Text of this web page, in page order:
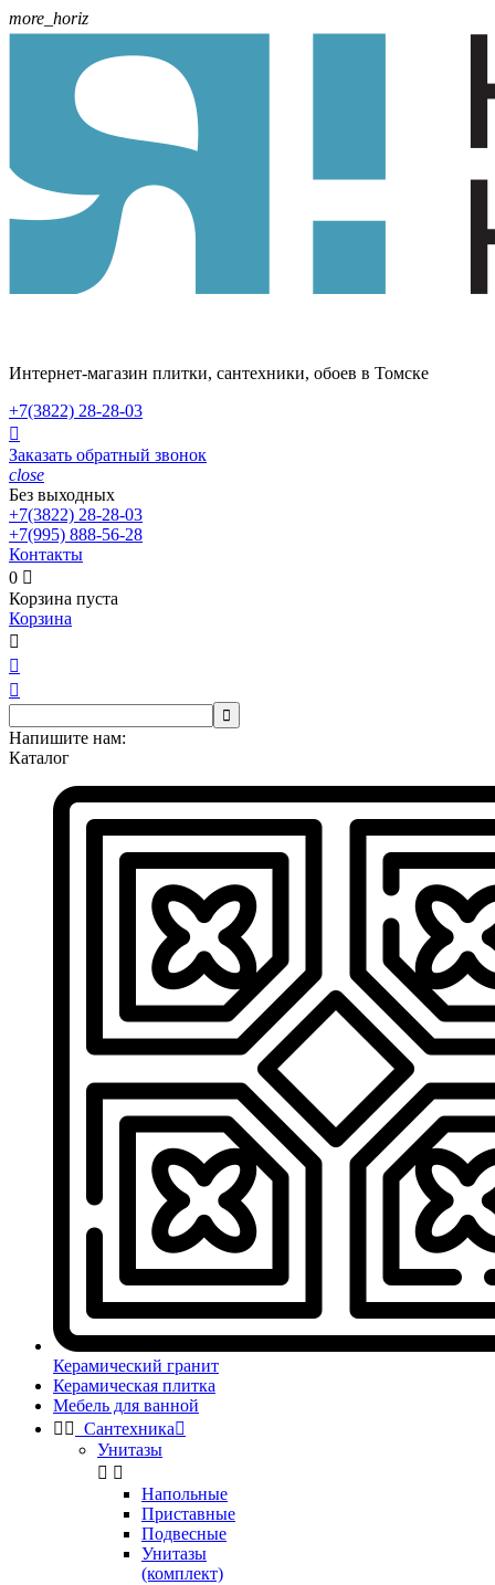
more_horiz
Интернет-магазин плитки, сантехники, обоев в Томске
+7(3822) 28-28-03

Заказать обратный звонок
close
Без выходных
+7(3822) 28-28-03
+7(995) 888-56-28
Контакты
0 
Корзина пуста
Корзина




Напишите нам:
Каталог
Керамический гранит
Керамическая плитка
Мебель для ванной
  Сантехника
Унитазы
 
Напольные
Приставные
Подвесные
Унитазы
(комплект)